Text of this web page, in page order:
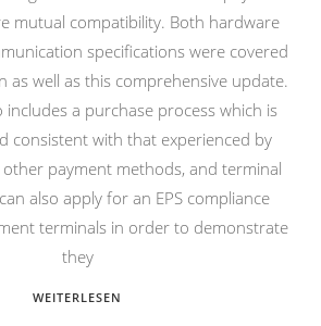
mutual compatibility. Both hardware
specifications were covered
as well as this comprehensive update.
includes a purchase process which is
consistent with that experienced by
payment methods, and terminal
also apply for an EPS compliance
terminals in order to demonstrate
they
WEITERLESEN